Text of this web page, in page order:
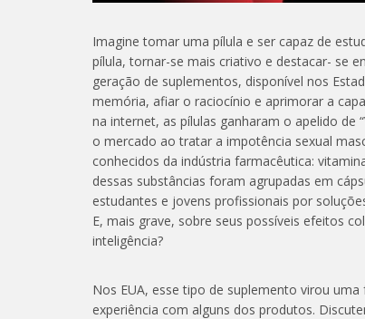
Imagine tomar uma pílula e ser capaz de
pílula, tornar-se mais criativo e destacar- se
geração de suplementos, disponível nos
memória, afiar o raciocínio e aprimorar a
na internet, as pílulas ganharam o apelido de
o mercado ao tratar a impotência sexual
conhecidos da indústria farmacêutica:
dessas substâncias foram agrupadas em
estudantes e jovens profissionais por
E, mais grave, sobre seus possíveis efeitos
inteligência?
Nos EUA, esse tipo de suplemento virou
experiência com alguns dos produtos.